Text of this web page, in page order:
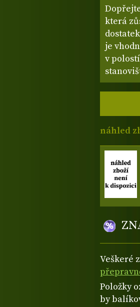
která
je
v
náhled
Veškeré
Položky
by